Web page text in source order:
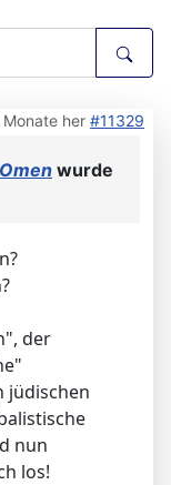
her #11329
wurde
der
jüdischen
nun
los!